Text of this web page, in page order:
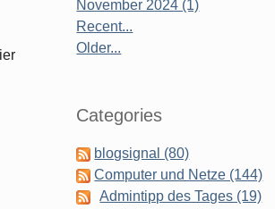
November 2024 (1)
Recent...
Older...
Categories
blogsignal (80)
Computer und Netze (144)
Admintipp des Tages (19)